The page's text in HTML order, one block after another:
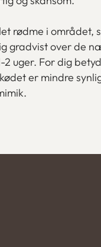
rødme i området,
gradvist over de
uger. For dig
er mindre